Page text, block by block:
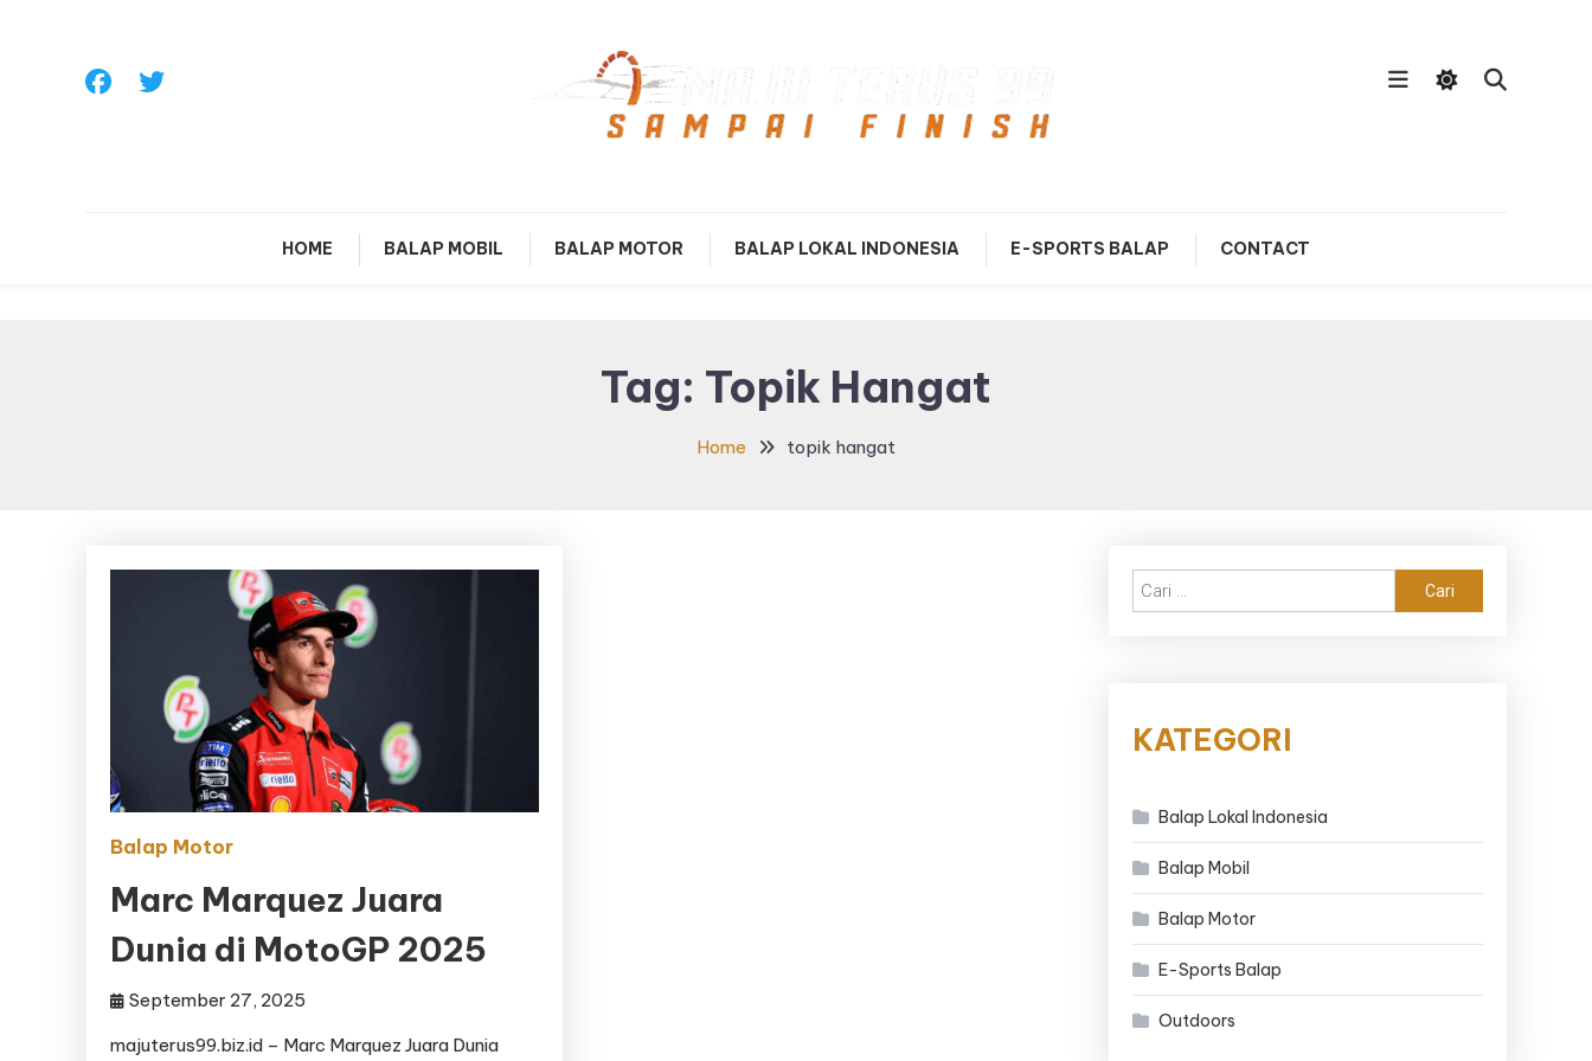
Maju Terus99
HOME BALAP MOBIL BALAP MOTOR BALAP LOKAL INDONESIA E-SPORTS BALAP CONTACT
Tag: Topik Hangat
Home topik hangat
Balap Motor
Marc Marquez Juara
Dunia di MotoGP 2025
September 27, 2025
majuterus99.biz.id – Marc Marquez Juara Dunia
Cari
untuk:
KATEGORI
Balap Lokal Indonesia
Balap Mobil
Balap Motor
E-Sports Balap
Outdoors